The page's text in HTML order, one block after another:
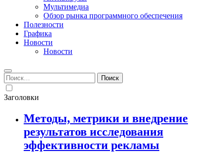
Мультимедиа
Обзор рынка программного обеспечения
Полезности
Графика
Новости
Новости
Найти:
Заголовки
Методы, метрики и внедрение
результатов исследования
эффективности рекламы